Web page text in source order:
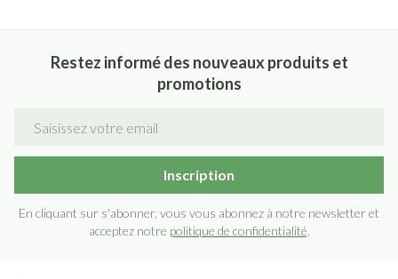
Restez informé des nouveaux produits et
promotions
Inscription
En cliquant sur s'abonner, vous vous abonnez à notre newsletter et
acceptez notre politique de confidentialité.